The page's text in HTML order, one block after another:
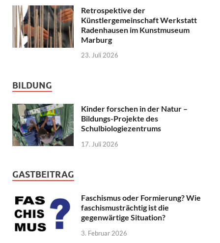
Retrospektive der
Künstlergemeinschaft Werkstatt
Radenhausen im Kunstmuseum
Marburg
23. Juli 2026
BILDUNG
Kinder forschen in der Natur –
Bildungs-Projekte des
Schulbiologiezentrums
17. Juli 2026
GASTBEITRAG
Faschismus oder Formierung? Wie
faschismusträchtig ist die
gegenwärtige Situation?
3. Februar 2026